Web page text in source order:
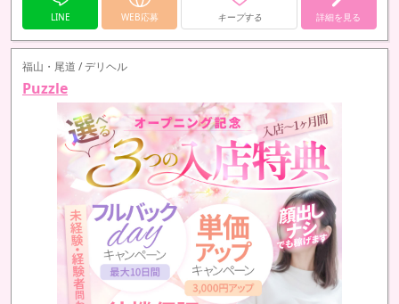
LINE WEB応募 キープする 詳細を見る
福山・尾道 / デリヘル
Puzzle